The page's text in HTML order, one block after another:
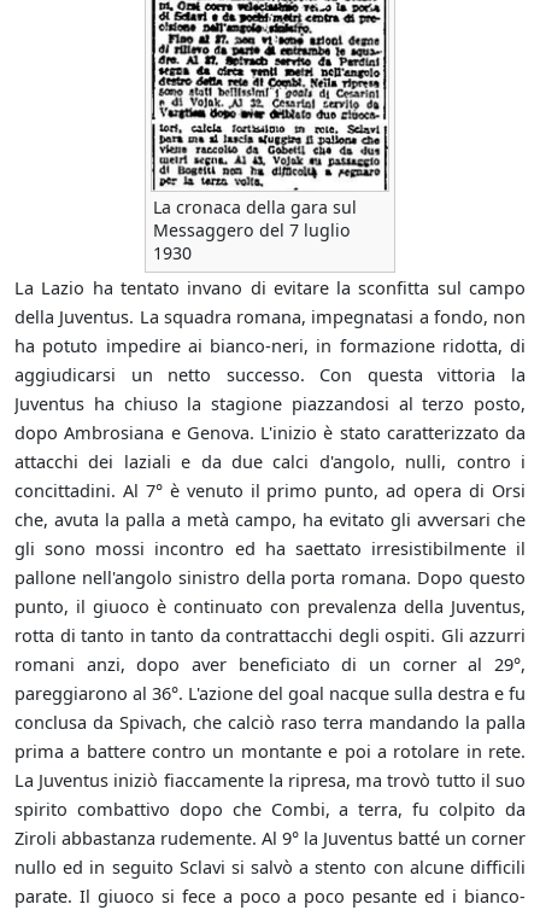
La cronaca della gara sul
Messaggero del 7 luglio
1930
La Lazio ha tentato invano di evitare la sconfitta sul campo
della Juventus. La squadra romana, impegnatasi a fondo, non
ha potuto impedire ai bianco-neri, in formazione ridotta, di
aggiudicarsi un netto successo. Con questa vittoria la
Juventus ha chiuso la stagione piazzandosi al terzo posto,
dopo Ambrosiana e Genova. L'inizio è stato caratterizzato da
attacchi dei laziali e da due calci d'angolo, nulli, contro i
concittadini. Al 7° è venuto il primo punto, ad opera di Orsi
che, avuta la palla a metà campo, ha evitato gli avversari che
gli sono mossi incontro ed ha saettato irresistibilmente il
pallone nell'angolo sinistro della porta romana. Dopo questo
punto, il giuoco è continuato con prevalenza della Juventus,
rotta di tanto in tanto da contrattacchi degli ospiti. Gli azzurri
romani anzi, dopo aver beneficiato di un corner al 29°,
pareggiarono al 36°. L'azione del goal nacque sulla destra e fu
conclusa da Spivach, che calciò raso terra mandando la palla
prima a battere contro un montante e poi a rotolare in rete.
La Juventus iniziò fiaccamente la ripresa, ma trovò tutto il suo
spirito combattivo dopo che Combi, a terra, fu colpito da
Ziroli abbastanza rudemente. Al 9° la Juventus batté un corner
nullo ed in seguito Sclavi si salvò a stento con alcune difficili
parate. Il giuoco si fece a poco a poco pesante ed i bianco-